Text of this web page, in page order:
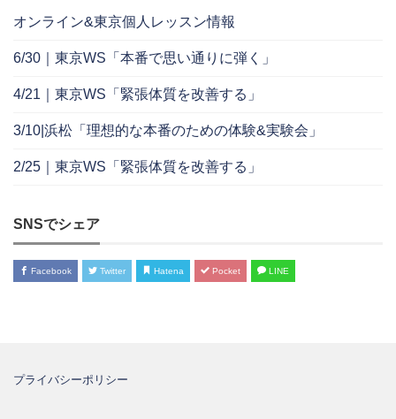
オンライン&東京個人レッスン情報
6/30｜東京WS「本番で思い通りに弾く」
4/21｜東京WS「緊張体質を改善する」
3/10|浜松「理想的な本番のための体験&実験会」
2/25｜東京WS「緊張体質を改善する」
SNSでシェア
Facebook Twitter Hatena Pocket LINE
プライバシーポリシー